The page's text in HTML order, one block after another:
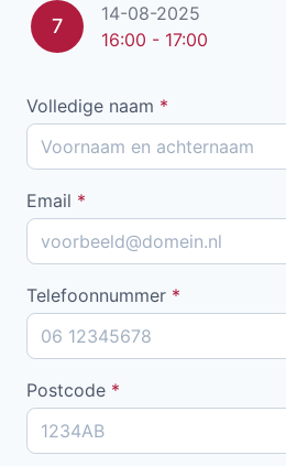
7
14-08-2025
16:00 - 17:00
Volledige naam *
Email *
Telefoonnummer *
Postcode *